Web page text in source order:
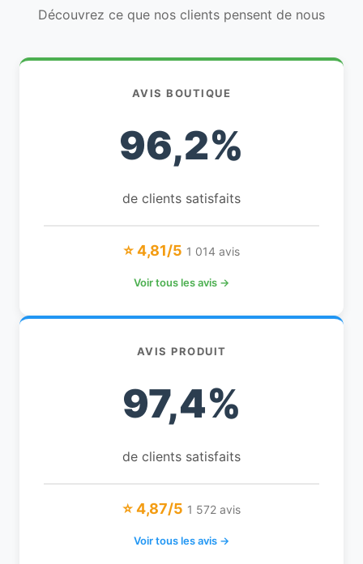
Découvrez ce que nos clients pensent de nous
AVIS BOUTIQUE
96,2%
de clients satisfaits
⭐ 4,81/5 1 014 avis
Voir tous les avis →
AVIS PRODUIT
97,4%
de clients satisfaits
⭐ 4,87/5 1 572 avis
Voir tous les avis →